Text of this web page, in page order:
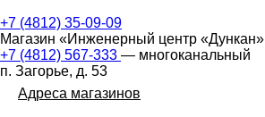
+7 (4812) 35-09-09
Магазин «Инженерный центр «Дункан»
+7 (4812) 567-333 — многоканальный
п. Загорье, д. 53
Адреса магазинов